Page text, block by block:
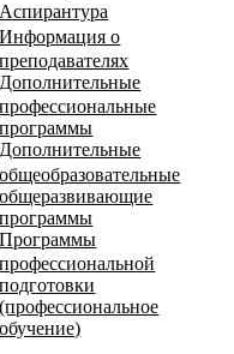
Аспирантура
Информация о
преподавателях
Дополнительные
профессиональные
программы
Дополнительные
общеобразовательные
общеразвивающие
программы
Программы
профессиональной
подготовки
(профессиональное
обучение)